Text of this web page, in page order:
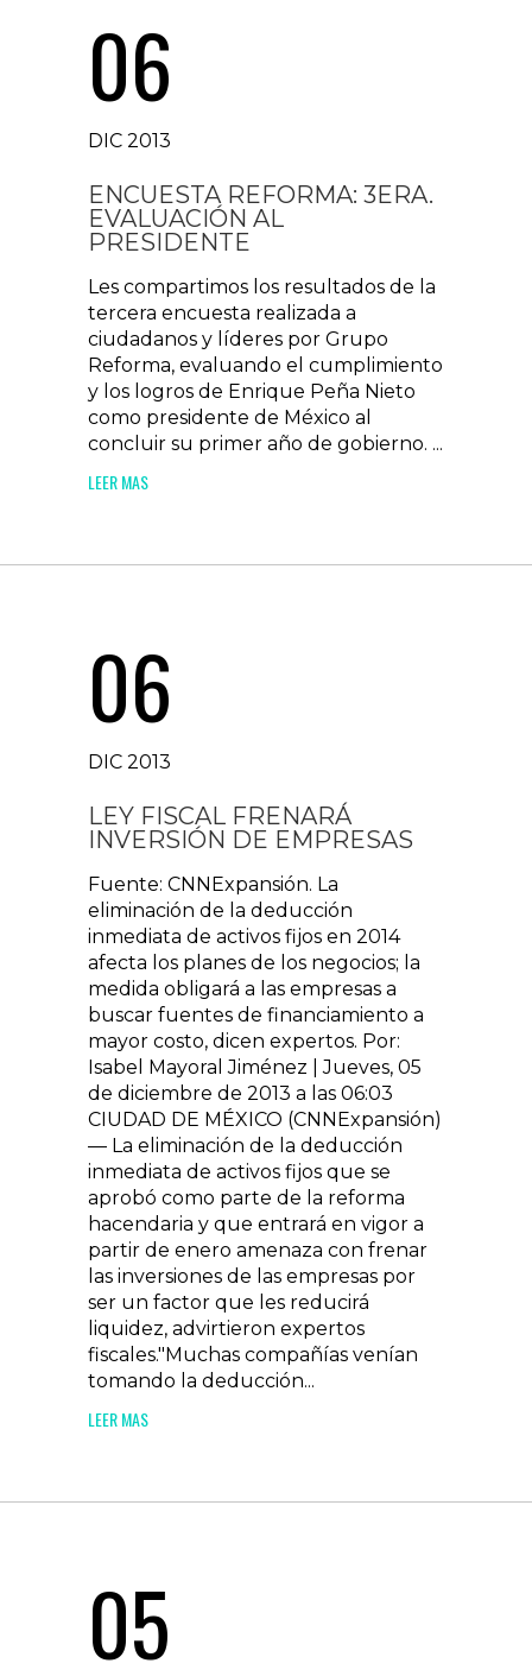
06
DIC 2013
ENCUESTA REFORMA: 3ERA.
EVALUACIÓN AL
PRESIDENTE
Les compartimos los resultados de la
tercera encuesta realizada a
ciudadanos y líderes por Grupo
Reforma, evaluando el cumplimiento
y los logros de Enrique Peña Nieto
como presidente de México al
concluir su primer año de gobierno. ...
LEER MAS
06
DIC 2013
LEY FISCAL FRENARÁ
INVERSIÓN DE EMPRESAS
Fuente: CNNExpansión. La
eliminación de la deducción
inmediata de activos fijos en 2014
afecta los planes de los negocios; la
medida obligará a las empresas a
buscar fuentes de financiamiento a
mayor costo, dicen expertos. Por:
Isabel Mayoral Jiménez | Jueves, 05
de diciembre de 2013 a las 06:03
CIUDAD DE MÉXICO (CNNExpansión)
— La eliminación de la deducción
inmediata de activos fijos que se
aprobó como parte de la reforma
hacendaria y que entrará en vigor a
partir de enero amenaza con frenar
las inversiones de las empresas por
ser un factor que les reducirá
liquidez, advirtieron expertos
fiscales."Muchas compañías venían
tomando la deducción...
LEER MAS
05